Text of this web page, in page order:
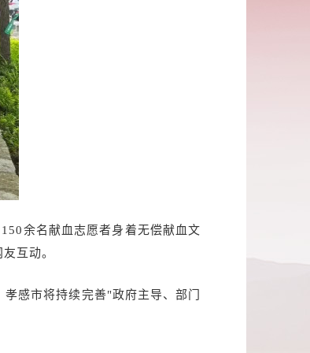
余名献血志愿者身着无偿献血文
互动。
感市将持续完善"政府主导、部门